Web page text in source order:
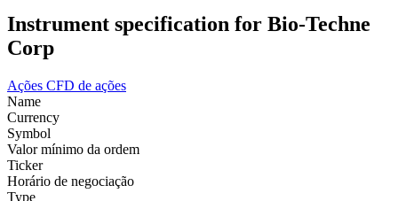
Instrument specification for Bio-Techne
Corp
Ações CFD de ações
Name
Currency
Symbol
Valor mínimo da ordem
Ticker
Horário de negociação
Type